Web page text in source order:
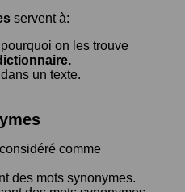
servent à:
on les trouve
un texte.
comme
des mots synonymes.